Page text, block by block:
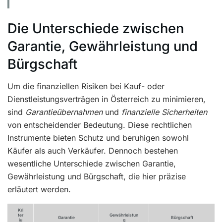
Die Unterschiede zwischen
Garantie, Gewährleistung und
Bürgschaft
Um die finanziellen Risiken bei Kauf- oder
Dienstleistungsverträgen in Österreich zu minimieren,
sind Garantieübernahmenund finanzielle Sicherheiten
von entscheidender Bedeutung. Diese rechtlichen
Instrumente bieten Schutz und beruhigen sowohl
Käufer als auch Verkäufer. Dennoch bestehen
wesentliche Unterschiede zwischen Garantie,
Gewährleistung und Bürgschaft, die hier präzise
erläutert werden.
Kri
ter
iu
Garantie
Gewährleistun
g
Bürgschaft